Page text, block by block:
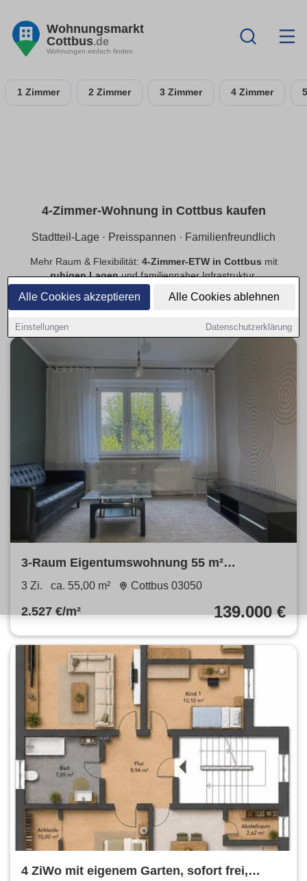
Alle Cookies akzeptieren Alle Cookies ablehnen
Einstellungen Datenschutzerklärung
Wohnungsmarkt
Cottbus.de
Wohnungen einfach finden
1 Zimmer 2 Zimmer 3 Zimmer 4 Zimmer
4-Zimmer-Wohnung in Cottbus kaufen
Stadtteil-Lage · Preisspannen · Familienfreundlich
Mehr Raum & Flexibilität: 4-Zimmer-ETW in Cottbus mit
ruhigen Lagenund familiennaher Infrastruktur.
provisionsfrei
Vergleich.
3-Raum Eigentumswohnung 55 m²
Spremberger Vorstadt
3 Zi. ca. 55,00 m² Cottbus 03050
2.527 €/m² 139.000 €
4 ZiWo mit eigenem Garten, sofort frei,